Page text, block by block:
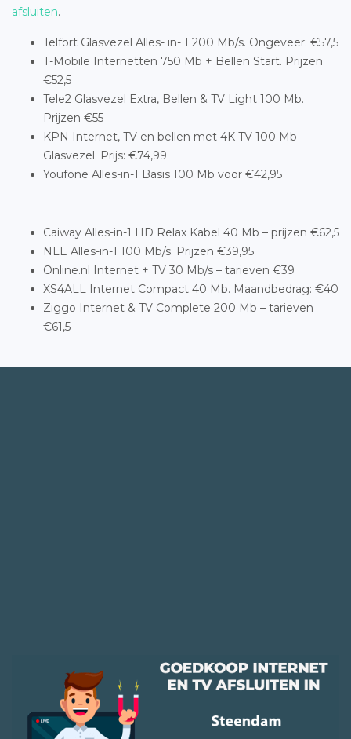
afsluiten.
Telfort Glasvezel Alles- in- 1 200 Mb/s. Ongeveer: €57,5
T-Mobile Internetten 750 Mb + Bellen Start. Prijzen
€52,5
Tele2 Glasvezel Extra, Bellen & TV Light 100 Mb.
Prijzen €55
KPN Internet, TV en bellen met 4K TV 100 Mb
Glasvezel. Prijs: €74,99
Youfone Alles-in-1 Basis 100 Mb voor €42,95
Caiway Alles-in-1 HD Relax Kabel 40 Mb – prijzen €62,5
NLE Alles-in-1 100 Mb/s. Prijzen €39,95
Online.nl Internet + TV 30 Mb/s – tarieven €39
XS4ALL Internet Compact 40 Mb. Maandbedrag: €40
Ziggo Internet & TV Complete 200 Mb – tarieven
€61,5